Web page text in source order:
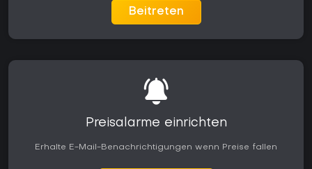
Beitreten
Preisalarme einrichten
Erhalte E-Mail-Benachrichtigungen wenn Preise fallen